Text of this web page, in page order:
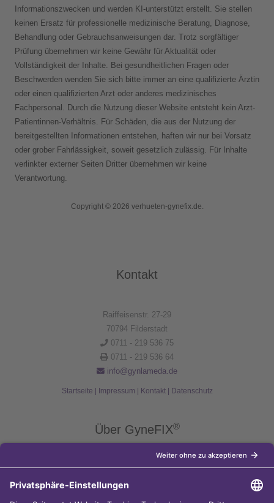
Informationszwecken und werden KI-unterstützt erstellt. Sie stellen
keinen Ersatz für professionelle medizinische Beratung, Diagnose,
Behandlung oder Gebrauchsanweisungen dar. Trotz sorgfältiger
Prüfung übernehmen wir keine Gewähr für Aktualität oder
Vollständigkeit der Inhalte. Bei gesundheitlichen Fragen oder
Beschwerden wenden Sie sich bitte immer an eine qualifizierte Ärztin
oder einen qualifizierten Arzt oder anderes medizinisches
Fachpersonal. Durch die Nutzung dieser Website entsteht kein Arzt-
Patientinnen-Verhältnis. Für Schäden, die aus der Nutzung der
bereitgestellten Informationen entstehen, haften wir nur bei Vorsatz
oder grober Fahrlässigkeit, soweit gesetzlich zulässig. Für Inhalte
verlinkter externer Seiten Dritter übernehmen wir keine
Verantwortung.
Copyright © 2026 verhueten-gynefix.de.
Kontakt
Raiffeisenstr. 27-29
70794 Filderstadt
0711 - 219 536 75
0711 - 219 536 64
info@gynlameda.de
Startseite Impressum Kontakt| Datenschutz
Über GyneFIX®
Die Kupferkette GyneFIX®bietet als Weiterentwicklung der
Kupferspirale Frauen jeden Alters eine moderne Verhütungsmethode